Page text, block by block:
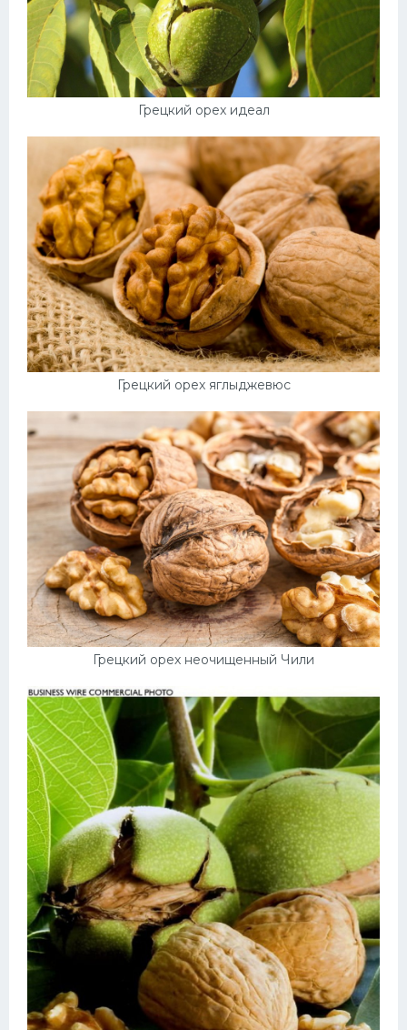
Грецкий орех идеал
Грецкий орех яглыджевюс
Грецкий орех неочищенный Чили